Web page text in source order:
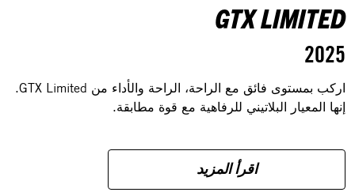
GTX LIMITED
2025
اركب بمستوى فائق مع الراحة، الراحة والأداء من GTX Limited.
إنها المعيار البلاتيني للرفاهية مع قوة مطابقة.
اقرأ المزيد